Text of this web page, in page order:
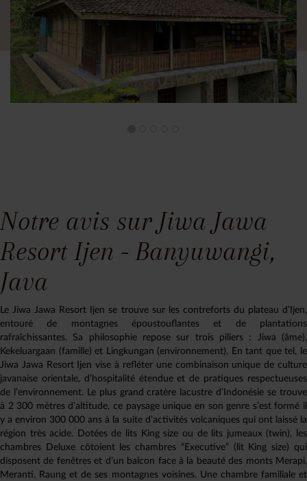
Notre avis sur Jiwa Jawa
Resort Ijen - Banyuwangi,
Java
Le Jiwa Jawa Resort Ijen se trouve sur les contreforts du plateau d’Ijen,
entouré de montagnes époustouflantes et de plantations
rafraîchissantes. Sa philosophie repose sur trois piliers : Jiwa (âme),
Kekeluargaan (famille) et Lingkungan (environnement). En tant que tel, le
Jiwa Jawa Resort Ijen vise à refléter une combinaison unique de culture
javanaise orientale, d’hospitalité étendue et de pratiques respectueuses
de l’environnement. Le plus grand cratère lacustre d’Indonésie se trouve
à 2 300 mètres d’altitude, ce paysage unique en son genre s’est formé il
y a environ 300 000 ans à la suite d’activités volcaniques qui ont laissé la
région très acide. Dotées de lits King size ou de lits jumeaux (twin), les
chambres Deluxe côtoient les chambres “Executive” (lit King size) qui
disposent de fenêtres et d’un balcon face à la beauté des monts Merapi,
Meranti, Raung et de ses montagnes voisines. Une chambre familiale et